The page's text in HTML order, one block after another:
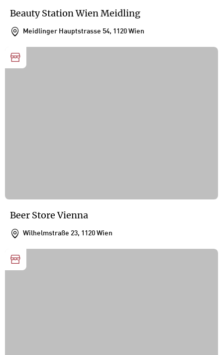
Beauty Station Wien Meidling
Meidlinger Hauptstrasse 54, 1120 Wien
Beer Store Vienna
Wilhelmstraße 23, 1120 Wien